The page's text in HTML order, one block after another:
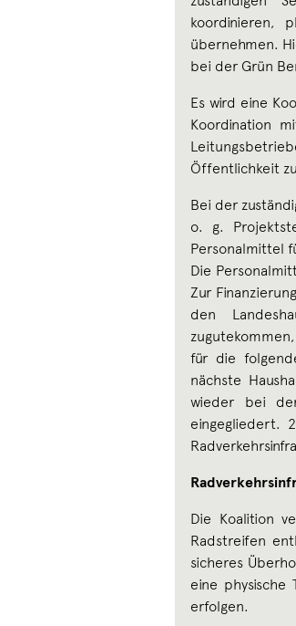
koordinieren,
übernehmen.
bei der Grün
Es wird eine
Koordination
Öffentlichkeit
Bei der
o. g.
Personalmittel
Die
Zur
den
für die
nächste
wieder bei
eingegliedert.
Die Koalition
Radstreifen
sicheres
eine physische
erfolgen.